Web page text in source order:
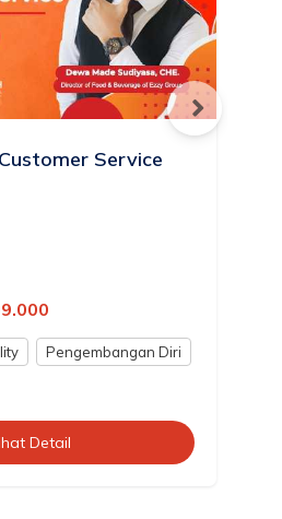
Service
Pengembangan Diri
Detail